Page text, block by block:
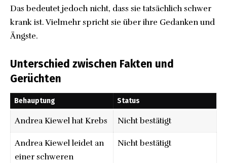
Das bedeutet jedoch nicht, dass sie tatsächlich schwer
krank ist. Vielmehr spricht sie über ihre Gedanken und
Ängste.
Unterschied zwischen Fakten und
Gerüchten
Behauptung Status
Andrea Kiewel hat Krebs Nicht bestätigt
Andrea Kiewel leidet an
einer schweren
Nicht bestätigt